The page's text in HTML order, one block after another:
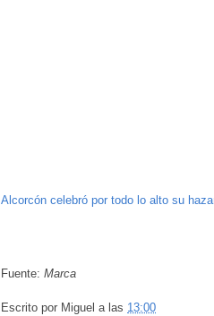
Alcorcón celebró por todo lo alto su
Fuente: Marca
Escrito por Miguel a las 13:00